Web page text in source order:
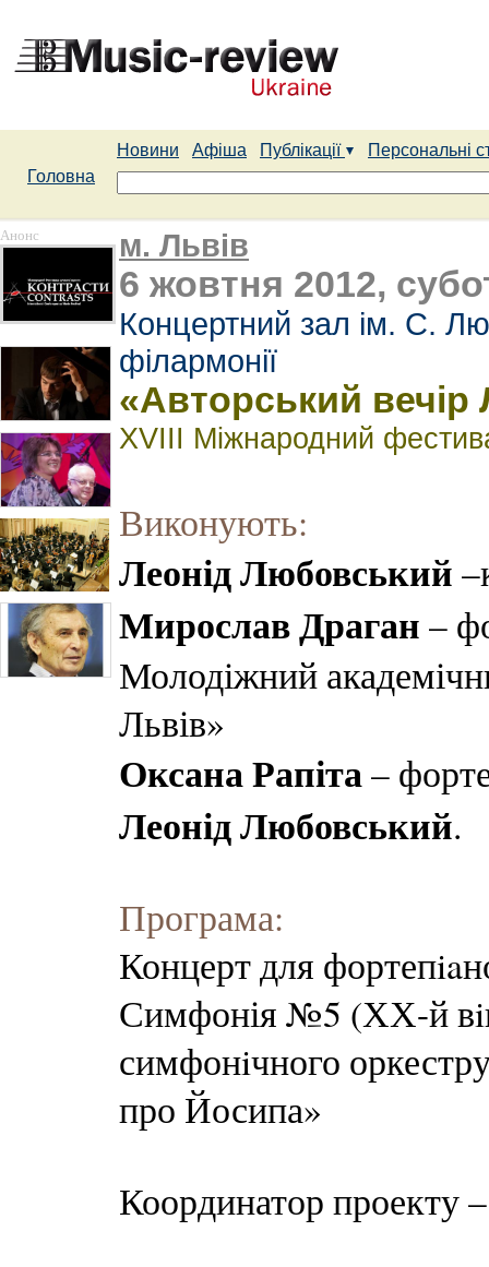
Новини Афіша Публікації
Персональні
Головна
Анонс м. Львів
6 жовтня 2012,
Концертний зал ім. С.
філармонії
«Авторський
ХVІІІ Міжнародний
Виконують:
Леонід Любовський
Мирослав Драган –
Молодіжний
Львів»
Оксана Рапіта–
Леонід Любовський.
Програма:
Концерт для
Симфонія №5 (ХХ-й
симфонiчного
про Йосипа»
Координатор проекту